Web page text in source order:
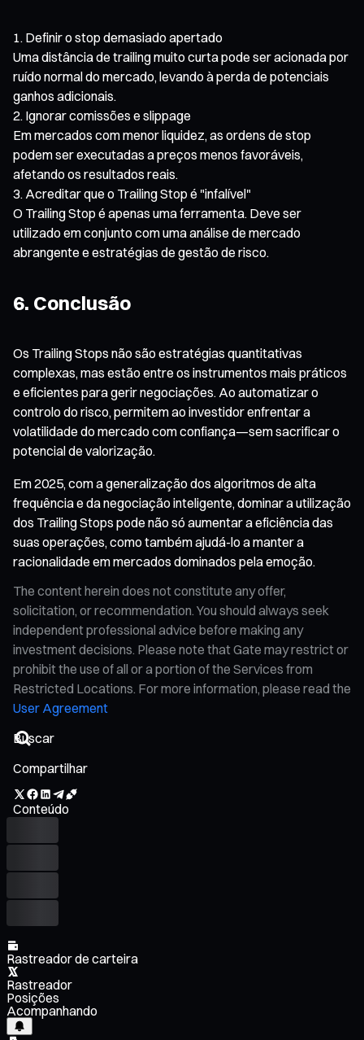
Definir o stop demasiado apertado
Uma distância de trailing muito curta pode ser acionada por
ruído normal do mercado, levando à perda de potenciais
ganhos adicionais.
Ignorar comissões e slippage
Em mercados com menor liquidez, as ordens de stop
podem ser executadas a preços menos favoráveis,
afetando os resultados reais.
Acreditar que o Trailing Stop é "infalível"
O Trailing Stop é apenas uma ferramenta. Deve ser
utilizado em conjunto com uma análise de mercado
abrangente e estratégias de gestão de risco.
6. Conclusão
Os Trailing Stops não são estratégias quantitativas
complexas, mas estão entre os instrumentos mais práticos
e eficientes para gerir negociações. Ao automatizar o
controlo do risco, permitem ao investidor enfrentar a
volatilidade do mercado com confiança—sem sacrificar o
potencial de valorização.
Em 2025, com a generalização dos algoritmos de alta
frequência e da negociação inteligente, dominar a utilização
dos Trailing Stops pode não só aumentar a eficiência das
suas operações, como também ajudá-lo a manter a
racionalidade em mercados dominados pela emoção.
The content herein does not constitute any offer,
solicitation, or recommendation. You should always seek
independent professional advice before making any
investment decisions. Please note that Gate may restrict or
prohibit the use of all or a portion of the Services from
Restricted Locations. For more information, please read the
User Agreement
Compartilhar
Conteúdo
Rastreador de carteira
Rastreador
Posições
Acompanhando